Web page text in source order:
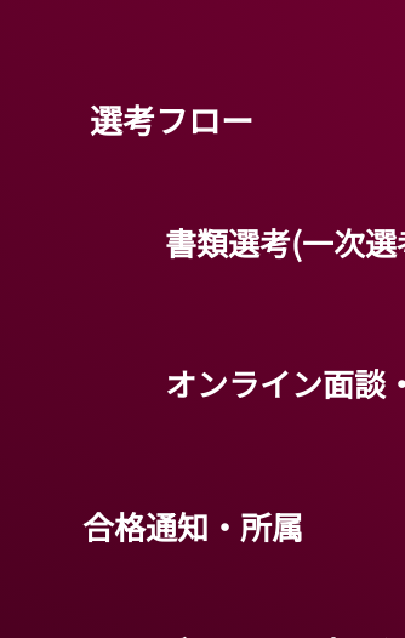
​選考フロー
書類選考(一次選
オンライン面談
合格通知・所属